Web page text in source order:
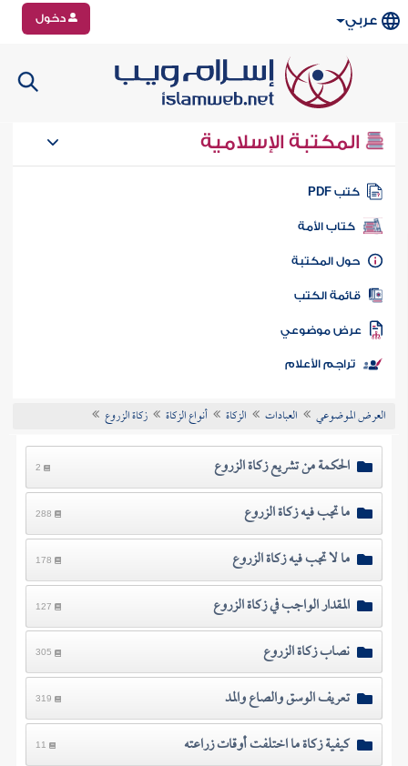
عربي دخول
المكتبة الإسلامية
كتب PDF
كتاب الأمة
المكتبة
الكتب
موضوعي
تراجم الأعلام
العرض الموضوعي العبادات الزكاة أنواع الزكاة زكاة الزروع
الحكمة من تشريع زكاة الزروع 2
ما تجب فيه زكاة الزروع 288
ما لا تجب فيه زكاة الزروع 178
المقدار الواجب في زكاة الزروع 127
نصاب زكاة الزروع 305
تعريف الوسق والصاع والمد 319
كيفية زكاة ما اختلفت أوقات زراعته 11